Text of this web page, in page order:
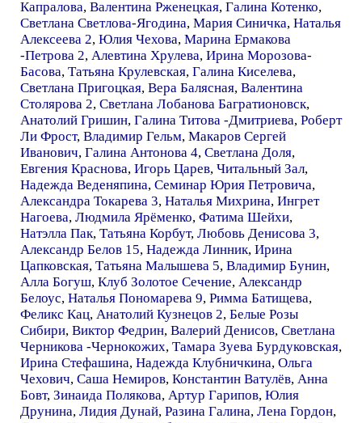
Капралова, Валентина Рженецкая, Галина Котенко,
Светлана Светлова-Ягодина, Мария Синичка, Наталья
Алексеева 2, Юлия Чехова, Марина Ермакова
-Петрова 2, Алевтина Хрулева, Ирина Морозова-
Басова, Татьяна Крулевская, Галина Киселева,
Светлана Пригоцкая, Вера Балясная, Валентина
Столярова 2, Светлана Лобанова Багратионовск,
Анатолий Гришин, Галина Титова -Дмитриева, Роберт
Ли Фрост, Владимир Гельм, Макаров Сергей
Иванович, Галина Антонова 4, Светлана Доля,
Евгения Краснова, Игорь Царев, Читальный Зал,
Надежда Веденяпина, Семинар Юрия Петровича,
Александра Токарева 3, Наталья Михрина, Ингрет
Нагоева, Людмила Ярёменко, Фатима Шейхи,
Натэлла Пак, Татьяна Корбут, Любовь Денисова 3,
Александр Белов 15, Надежда Линник, Ирина
Цапковская, Татьяна Малышева 5, Владимир Бунин,
Алла Богуш, Клуб Золотое Сечение, Александр
Белоус, Наталья Пономарева 9, Римма Батищева,
Феликс Кац, Анатолий Кузнецов 2, Белые Розы
Сибири, Виктор Федрин, Валерий Денисов, Светлана
Черникова -Чернокожих, Тамара Зуева Бурдуковская,
Ирина Стефашина, Надежда Клубничкина, Ольга
Чехович, Саша Немиров, Константин Ватулёв, Анна
Бовт, Зинаида Полякова, Артур Гарипов, Юлия
Друнина, Лидия Дунай, Разина Галина, Лена Гордон,